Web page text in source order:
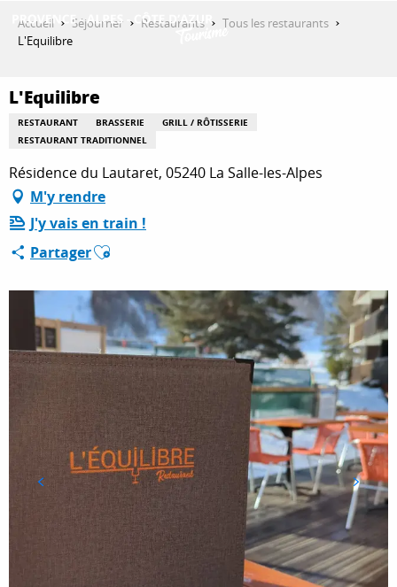
contenu
QUE FAIRE ?
SÉJOURNER
ESPACE PRO
Accueil Séjourner Restaurants
Tous les restaurants
L'Equilibre
L'Equilibre
RESTAURANT BRASSERIE
GRILL / RÔTISSERIE
RESTAURANT TRADITIONNEL
Résidence du Lautaret, 05240 La Salle-les-Alpes
M'y rendre
J'y vais en train !
PartagerAjouter aux favoris